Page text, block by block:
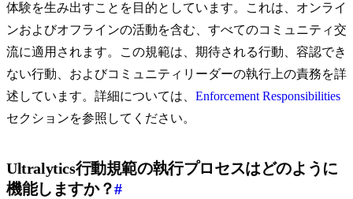
体験を生み出すことを目的としています。これは、オンライ
ンおよびオフラインの活動を含む、すべてのコミュニティ交
流に適用されます。この規範は、期待される行動、容認でき
ない行動、およびコミュニティリーダーの執行上の責務を詳
述しています。詳細については、 Enforcement Responsibilities
セクションを参照してください。
Ultralytics行動規範の執行プロセスはどのように
機能しますか？#